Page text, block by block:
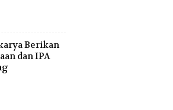
Berikan
dan IPA